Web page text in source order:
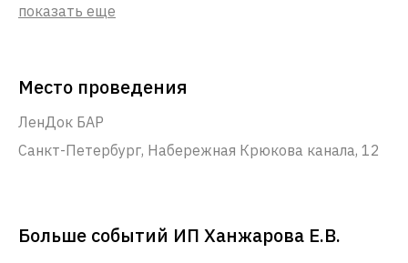
показать еще
Место проведения
ЛенДок БАР
Санкт-Петербург, Набережная Крюкова канала, 12
Больше событий ИП Ханжарова Е.В.